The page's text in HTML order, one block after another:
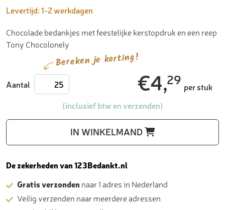
Levertijd:1-2 werkdagen
Chocolade bedankjes met feestelijke kerstopdruk en een reep
Tony Chocolonely
Bereken je korting!
Aantal Tony
Chocolonely
€4,29 per stuk
(inclusief btw en verzenden)
IN WINKELMAND
De zekerheden van 123Bedankt.nl
Gratis verzonden naar 1 adres in Nederland
Veilig verzenden naar meerdere adressen